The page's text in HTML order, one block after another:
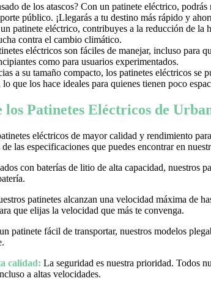
de los atascos? Con un patinete eléctrico,
público. ¡Llegarás a tu destino más rápido y
patinete eléctrico, contribuyes a la reducción de la
contra el cambio climático.
eléctricos son fáciles de manejar, incluso
como para usuarios experimentados.
a su tamaño compacto, los patinetes eléctricos
que los hace ideales para quienes tienen poco
Patinetes Eléctricos de
eléctricos de mayor calidad y rendimiento
las especificaciones que puedes encontrar en
con baterías de litio de alta capacidad, nuestros
patinetes alcanzan una velocidad máxima de
que elijas la velocidad que más te convenga.
patinete fácil de transportar, nuestros modelos
calidad: La seguridad es nuestra prioridad. Todos
a altas velocidades.